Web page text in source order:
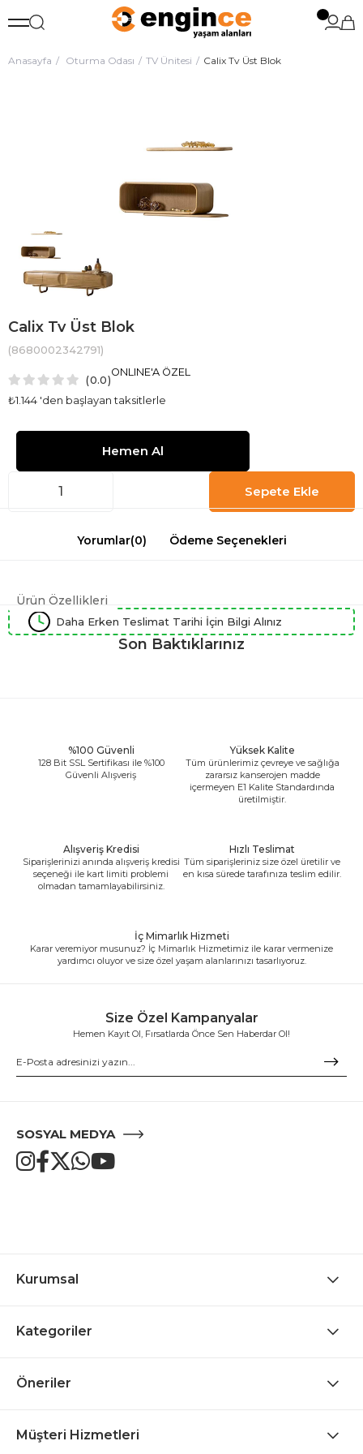
Anasayfa Oturma Odası TV Ünitesi Calix Tv Üst Blok
Calix Tv Üst Blok
(8680002342791)
0.0
₺1.144 'den başlayan taksitlerle
ONLINE'A ÖZEL
Yorumlar(0) Ödeme Seçenekleri
Ürün Özellikleri
Daha Erken Teslimat Tarihi İçin Bilgi Alınız
Son Baktıklarınız
%100 Güvenli
128 Bit SSL Sertifikası ile %100
Güvenli Alışveriş
Yüksek Kalite
Tüm ürünlerimiz çevreye ve sağlığa
zararsız kanserojen madde
içermeyen E1 Kalite Standardında
üretilmiştir.
Alışveriş Kredisi
Siparişlerinizi anında alışveriş kredisi
seçeneği ile kart limiti problemi
olmadan tamamlayabilirsiniz.
Hızlı Teslimat
Tüm siparişleriniz size özel üretilir ve
en kısa sürede tarafınıza teslim edilir.
İç Mimarlık Hizmeti
Karar veremiyor musunuz? İç Mimarlık Hizmetimiz ile karar vermenize
yardımcı oluyor ve size özel yaşam alanlarınızı tasarlıyoruz.
Size Özel Kampanyalar
Hemen Kayıt Ol, Fırsatlarda Önce Sen Haberdar Ol!
SOSYAL MEDYA
Kurumsal
Kategoriler
Öneriler
Müşteri Hizmetleri